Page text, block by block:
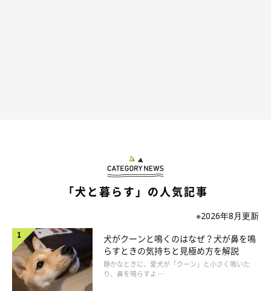
「犬と暮らす」の人気記事
※2026年8月更新
犬がクーンと鳴くのはなぜ？犬が鼻を鳴
らすときの気持ちと見極め方を解説
静かなときに、愛犬が「クーン」と小さく鳴いた
り、鼻を鳴らすよ …